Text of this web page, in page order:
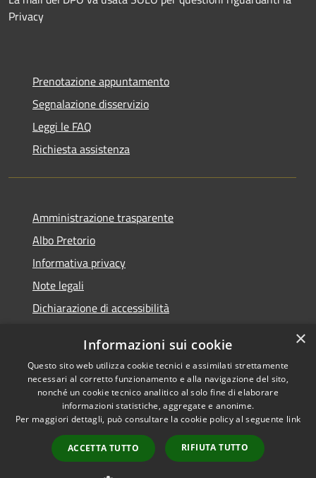
Privacy
Prenotazione appuntamento
Segnalazione disservizio
Leggi le FAQ
Richiesta assistenza
Amministrazione trasparente
Albo Pretorio
Informativa privacy
Note legali
Dichiarazione di accessibilità
RSS
Accessibilità
Privacy
Cookie
Mappa del sito
Comune convenzionato
Astigov
Progetto|Convenzione|
Adesioni
×
Informazioni sui cookie
Questo sito web utilizza cookie tecnici e assimilati strettamente
necessari al corretto funzionamento e alla navigazione del sito,
nonché un cookie tecnico analitico al solo fine di elaborare
informazioni statistiche, aggregate e anonime.
Per maggiori dettagli, può consultare la cookie policy al seguente link
ACCETTA TUTTO RIFIUTA TUTTO